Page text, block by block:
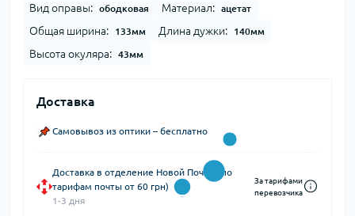
Вид оправы: ободковая Материал: ацетат
Общая ширина: 133мм Длина дужки: 140мм
Высота окуляра: 43мм
Доставка
Самовывоз из оптики – бесплатно
Доставка в отделение Новой Почты (по
тарифам почты от 60 грн)
1-3 дня
За тарифами
перевозчика